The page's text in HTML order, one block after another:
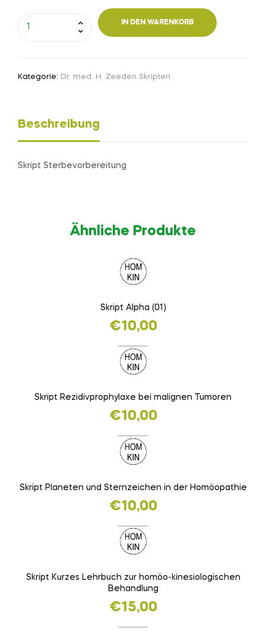
IN DEN WARENKORB
Kategorie: Dr. med. H. Zeeden Skripten
Beschreibung
Skript Sterbevorbereitung
Ähnliche Produkte
Skript Alpha (01)
€10,00
Skript Rezidivprophylaxe bei malignen Tumoren
€10,00
Skript Planeten und Sternzeichen in der Homöopathie
€10,00
Skript Kurzes Lehrbuch zur homöo-kinesiologischen
Behandlung
€15,00